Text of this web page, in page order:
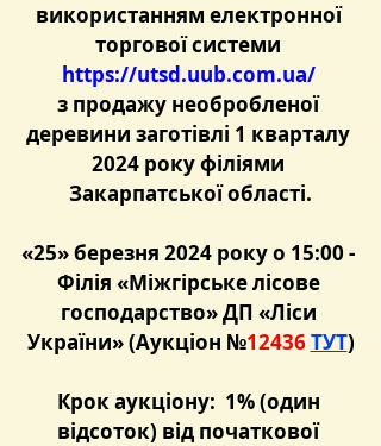
використанням електронної
торгової системи
https://utsd.uub.com.ua/
з продажу необробленої
деревини заготівлі 1 кварталу
2024 року філіями
Закарпатської області.
«25» березня 2024 року о 15:00 -
Філія «Міжгірське лісове
господарство» ДП «Ліси
України»(Аукціон №12436ТУТ)
Крок аукціону:  1% (один
відсоток) від початкової